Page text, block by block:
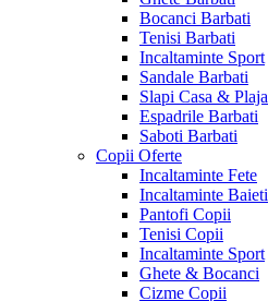
Bocanci Barbati
Tenisi Barbati
Incaltaminte Sport
Sandale Barbati
Slapi Casa & Plaja
Espadrile Barbati
Saboti Barbati
Copii Oferte
Incaltaminte Fete
Incaltaminte Baieti
Pantofi Copii
Tenisi Copii
Incaltaminte Sport
Ghete & Bocanci
Cizme Copii